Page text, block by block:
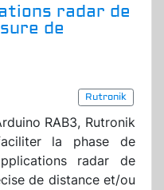
radar de
de
Rutronik
RAB3, Rutronik
la phase de
radar de
de distance et/ou